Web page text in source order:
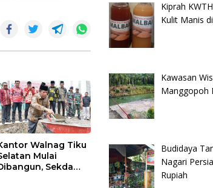
Walnag Tiku
Mulai
Sekda
Kiprah
Kulit Manis
Kawasan
Manggopoh
Budidaya
Nagari
Rupiah